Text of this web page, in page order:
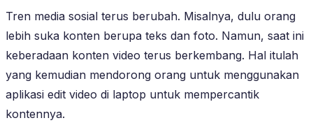
Tren media sosial terus berubah. Misalnya, dulu orang
lebih suka konten berupa teks dan foto. Namun, saat ini
keberadaan konten video terus berkembang. Hal itulah
yang kemudian mendorong orang untuk menggunakan
aplikasi edit video di laptop untuk mempercantik
kontennya.